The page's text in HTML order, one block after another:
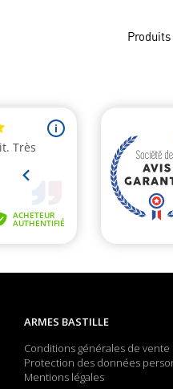
ARMES BASTILLE
Conditions générales de vente
Protection des données
Mentions légales